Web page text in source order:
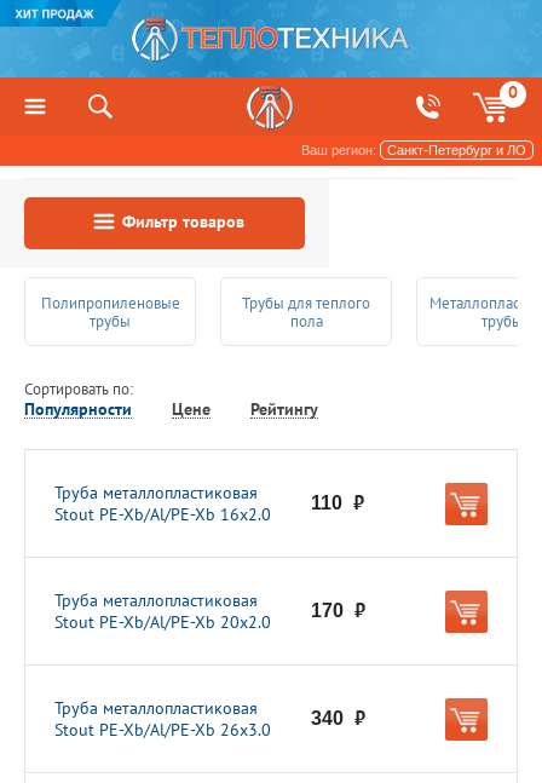
0
Ваш регион: Санкт-Петербург и ЛО
Фильтр товаров
Полипропиленовые
трубы
Трубы для теплого
пола
трубы
Сортировать по:
Популярности Цене Рейтингу
Труба металлопластиковая
Stout PE-Xb/Al/PE-Xb 16х2.0
110 руб.
Труба металлопластиковая
Stout PE-Xb/Al/PE-Xb 20х2.0
170 руб.
Труба металлопластиковая
Stout PE-Xb/Al/PE-Xb 26х3.0
340 руб.